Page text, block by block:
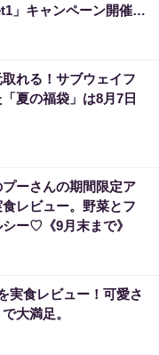
」キャンペーン開催
れる！サブウェイフ
夏の福袋」は8月7日
プーさんの期間限定ア
レビュー。野菜とフ
ー♡《9月末まで》
実食レビュー！可愛さ
大満足。